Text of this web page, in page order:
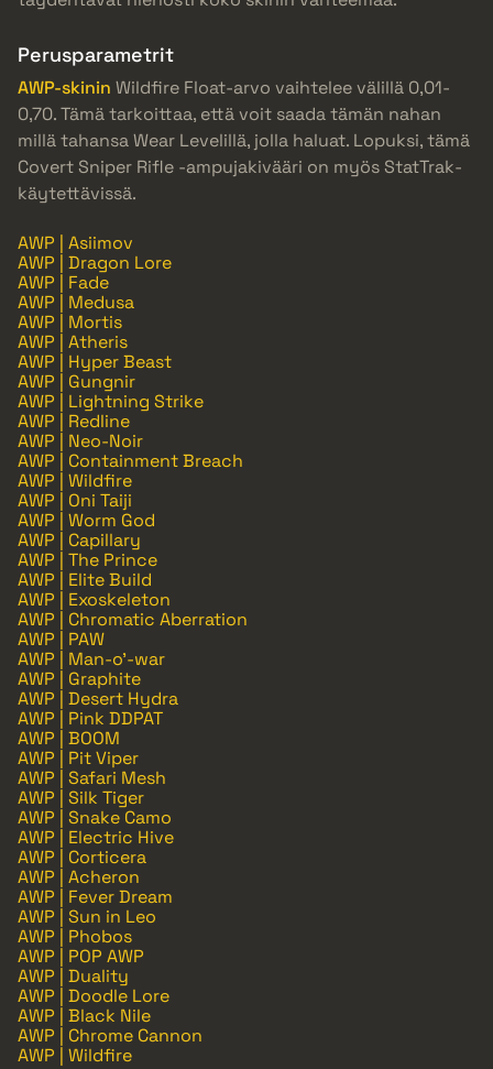
Perusparametrit
AWP-skinin Wildfire Float-arvo vaihtelee välillä 0,01-
0,70. Tämä tarkoittaa, että voit saada tämän nahan
millä tahansa Wear Levelillä, jolla haluat. Lopuksi, tämä
Covert Sniper Rifle -ampujakivääri on myös StatTrak-
käytettävissä.
AWP | Asiimov
AWP | Dragon Lore
AWP | Fade
AWP | Medusa
AWP | Mortis
AWP | Atheris
AWP | Hyper Beast
AWP | Gungnir
AWP | Lightning Strike
AWP | Redline
AWP | Neo-Noir
AWP | Containment Breach
AWP | Wildfire
AWP | Oni Taiji
AWP | Worm God
AWP | Capillary
AWP | The Prince
AWP | Elite Build
AWP | Exoskeleton
AWP | Chromatic Aberration
AWP | PAW
AWP | Man-o'-war
AWP | Graphite
AWP | Desert Hydra
AWP | Pink DDPAT
AWP | BOOM
AWP | Pit Viper
AWP | Safari Mesh
AWP | Silk Tiger
AWP | Snake Camo
AWP | Electric Hive
AWP | Corticera
AWP | Acheron
AWP | Fever Dream
AWP | Sun in Leo
AWP | Phobos
AWP | POP AWP
AWP | Duality
AWP | Doodle Lore
AWP | Black Nile
AWP | Chrome Cannon
AWP | Wildfire